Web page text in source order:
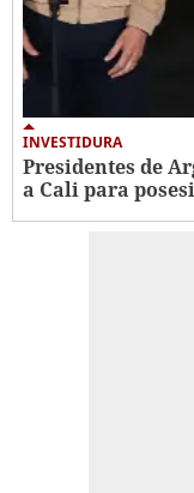
INVESTIDURA
Presidentes de
a Cali para